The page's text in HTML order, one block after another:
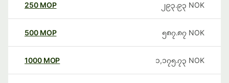
250 MOP ၂၉၃.၉၃ NOK
500 MOP ၅၈၇.၈၇ NOK
1000 MOP ၁,၁၇၅.၇၃ NOK